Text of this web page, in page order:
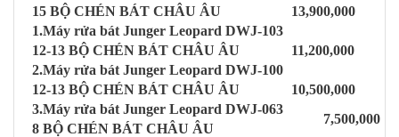
15 BỘ CHÉN BÁT CHÂU ÂU
13,900,000
1.Máy rửa bát Junger Leopard DWJ-103
12-13 BỘ CHÉN BÁT CHÂU ÂU
11,200,000
2.Máy rửa bát Junger Leopard DWJ-100
12-13 BỘ CHÉN BÁT CHÂU ÂU
10,500,000
3.Máy rửa bát Junger Leopard DWJ-063
8 BỘ CHÉN BÁT CHÂU ÂU
7,500,000